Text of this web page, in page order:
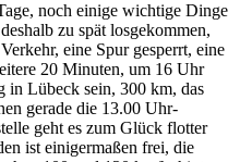
noch einige wichtige Dinge
zu spät losgekommen,
eine Spur gesperrt, eine
20 Minuten, um 16 Uhr
in Lübeck sein, 300 km, das
gerade die 13.00 Uhr-
geht es zum Glück flotter
ist einigermaßen frei, die